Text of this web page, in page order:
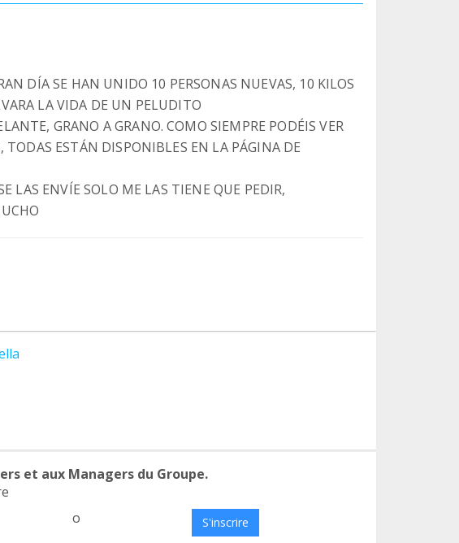
DÍA SE HAN UNIDO 10 PERSONAS NUEVAS, 10 KILOS
LA VIDA DE UN PELUDITO
GRANO A GRANO. COMO SIEMPRE PODÉIS VER
TODAS ESTÁN DISPONIBLES EN LA PÁGINA DE
LAS ENVÍE SOLO ME LAS TIENE QUE PEDIR,
et aux Managers du Groupe.
o S'inscrire